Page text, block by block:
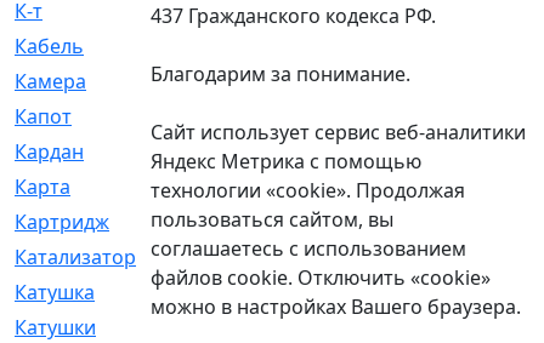
К-т
[13]
Кабель
Камера
[4]
Капот
Кардан
[131]
Карта
[2]
Картридж
[250]
Катализатор
[1]
Катушка
[2]
Катушки
437 Гражданского кодекса РФ.
Благодарим за понимание.
Сайт использует сервис веб-аналитики
Яндекс Метрика с помощью
технологии «cookie». Продолжая
пользоваться сайтом, вы
соглашаетесь с использованием
файлов cookie. Отключить «cookie»
можно в настройках Вашего браузера.